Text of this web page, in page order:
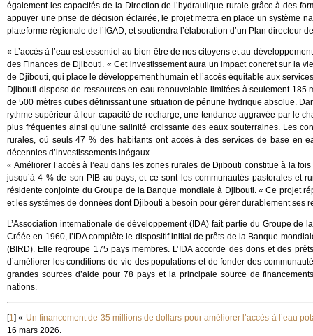
également les capacités de la Direction de l’hydraulique rurale grâce à des
appuyer une prise de décision éclairée, le projet mettra en place un système
plateforme régionale de l’IGAD, et soutiendra l’élaboration d’un Plan directeur
« L’accès à l’eau est essentiel au bien-être de nos citoyens et au
des Finances de Djibouti. « Cet investissement aura un impact concret sur la
de Djibouti, qui place le développement humain et l’accès équitable aux
Djibouti dispose de ressources en eau renouvelable limitées à seulement
de 500 mètres cubes définissant une situation de pénurie hydrique absolue.
rythme supérieur à leur capacité de recharge, une tendance aggravée par le
plus fréquentes ainsi qu’une salinité croissante des eaux souterraines. Les
rurales, où seuls 47 % des habitants ont accès à des services de base
décennies d’investissements inégaux.
« Améliorer l’accès à l’eau dans les zones rurales de Djibouti constitue à la
jusqu’à 4 % de son PIB au pays, et ce sont les communautés pastorales et
résidente conjointe du Groupe de la Banque mondiale à Djibouti. « Ce projet
et les systèmes de données dont Djibouti a besoin pour gérer durablement ses
L’Association internationale de développement (IDA) fait partie du Groupe
Créée en 1960, l’IDA complète le dispositif initial de prêts de la Banque
(BIRD). Elle regroupe 175 pays membres. L’IDA accorde des dons et des
d’améliorer les conditions de vie des populations et de fonder des
grandes sources d’aide pour 78 pays et la principale source de
nations.
[1]« Un financement de 35 millions de dollars pour améliorer l’accès à l’eau
16 mars 2026.